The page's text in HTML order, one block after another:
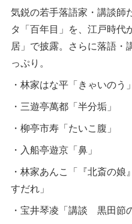
気鋭の若手落語家・講談師
タ「百年目」を、江戸時代
居」で披露。さらに落語・
っぷり。
・林家はな平「きゃいのう」
・三遊亭萬都「半分垢」
・柳亭市寿「たいこ腹」
・入船亭遊京「鼻」
・林家あんこ「『北斎の
すだれ」
・宝井琴凌「講談 黒田節